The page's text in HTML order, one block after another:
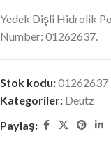
Yedek Dişli Hidrolik
Number: 01262637.
Stok kodu:01262637
Kategoriler: Deutz
Paylaş: